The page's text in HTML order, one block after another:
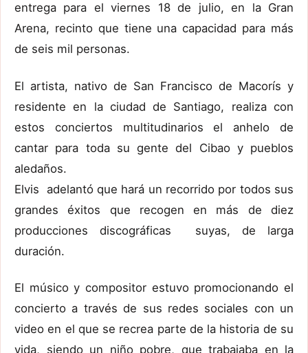
entrega para el viernes 18 de julio, en la Gran
Arena, recinto que tiene una capacidad para más
de seis mil personas.
El artista, nativo de San Francisco de Macorís y
residente en la ciudad de Santiago, realiza con
estos conciertos multitudinarios el anhelo de
cantar para toda su gente del Cibao y pueblos
aledaños.
Elvis adelantó que hará un recorrido por todos sus
grandes éxitos que recogen en más de diez
producciones discográficas suyas, de larga
duración.
El músico y compositor estuvo promocionando el
concierto a través de sus redes sociales con un
video en el que se recrea parte de la historia de su
vida, siendo un niño pobre, que trabajaba en la